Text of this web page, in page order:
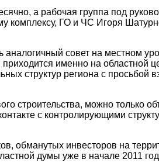
а рабочая группа под
комплексу, ГО и ЧС Игоря
совет на местном
именно на областной
структур региона с просьбой
строительства, можно только
с контролирующими
обманутых инвесторов на
думы уже в начале 2011